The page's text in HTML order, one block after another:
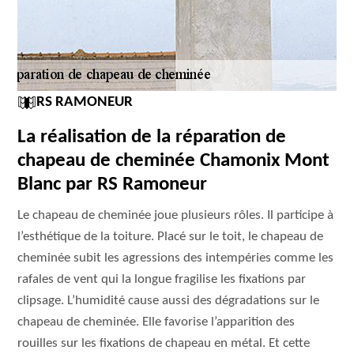
RS RAMONEUR
La réalisation de la réparation de
chapeau de cheminée Chamonix Mont
Blanc par RS Ramoneur
Le chapeau de cheminée joue plusieurs rôles. Il participe à
l’esthétique de la toiture. Placé sur le toit, le chapeau de
cheminée subit les agressions des intempéries comme les
rafales de vent qui la longue fragilise les fixations par
clipsage. L’humidité cause aussi des dégradations sur le
chapeau de cheminée. Elle favorise l’apparition des
rouilles sur les fixations de chapeau en métal. Et cette